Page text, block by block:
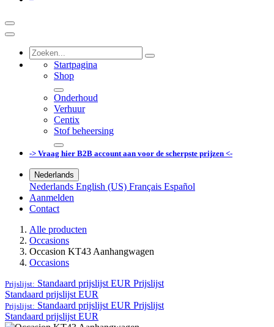
Startpagina
Shop
Onderhoud
Verhuur
Centix
Stof beheersing
-> Vraag hier B2B account aan voor de scherpste prijzen <-
Nederlands
Nederlands English (US) Français Español
Aanmelden
Contact
Alle producten
Occasions
Occasion KT43 Aanhangwagen
Occasions
Prijslijst: Standaard prijslijst EUR Prijslijst
Standaard prijslijst EUR
Prijslijst: Standaard prijslijst EUR Prijslijst
Standaard prijslijst EUR